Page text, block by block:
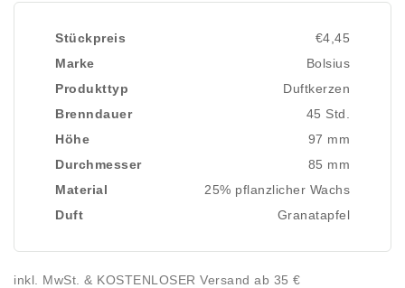
Stückpreis
€4,45
Marke
Bolsius
Produkttyp
Duftkerzen
Brenndauer
45 Std.
Höhe
97 mm
Durchmesser
85 mm
Material
25% pflanzlicher Wachs
Duft
Granatapfel
inkl. MwSt. & KOSTENLOSER Versand ab 35 €